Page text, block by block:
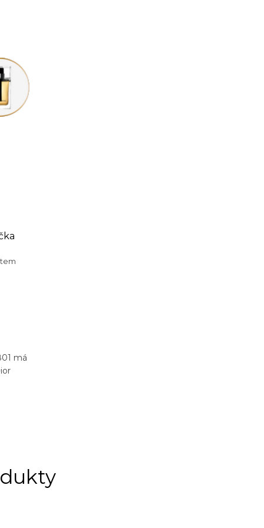
má